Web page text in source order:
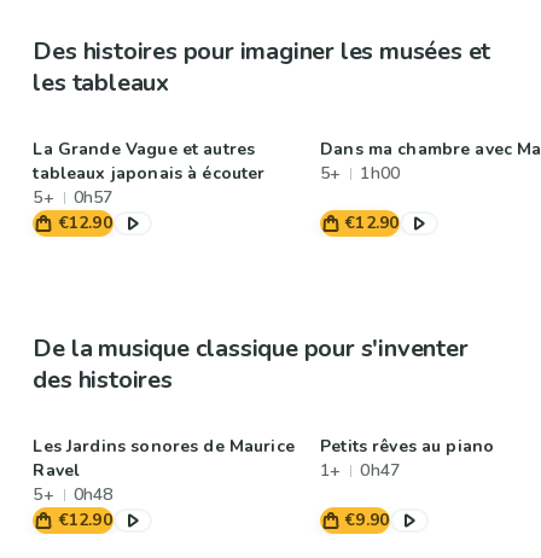
Des histoires pour imaginer les musées et
les tableaux
La Grande Vague et autres
tableaux japonais à écouter
5+
0h57
€12.90
Dans ma chambre avec
5+
1h00
€12.90
De la musique classique pour s'inventer
des histoires
Les Jardins sonores de Maurice
Ravel
5+
0h48
€12.90
Petits rêves au piano
1+
0h47
€9.90